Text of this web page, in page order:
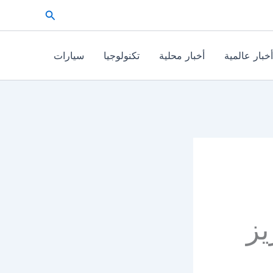
البحث
أخبار عالمية أخبار محلية تكنولوجيا سيارات